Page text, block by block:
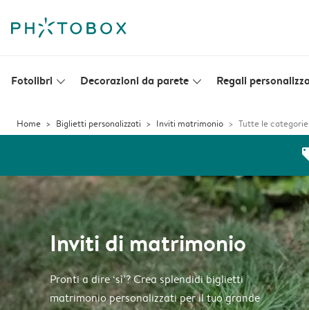
Fotolibri slim_arrow_down Decorazioni da parete slim_arrow_down Regali
Home Biglietti personalizzati Inviti matrimonio Tutte le categorie
Inviti di matrimonio
Pronti a dire ‘sì’? Crea splendidi biglietti
matrimonio personalizzati per il tuo grande